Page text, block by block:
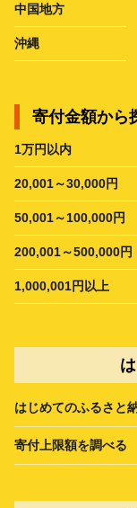
中国地方
沖縄
寄付金額から
1万円以内
20,001～30,000円
50,001～100,000円
200,001～500,000円
1,000,001円以上
はじめてのふるさと
寄付上限額を調べる